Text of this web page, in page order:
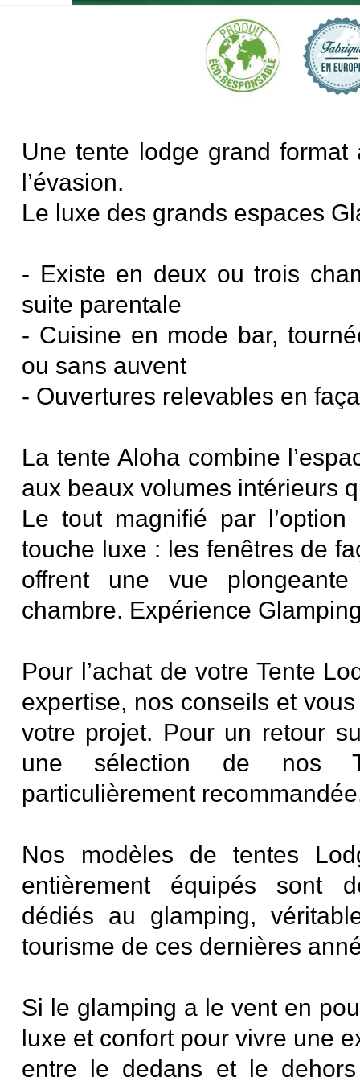
Une tente lodge grand
l’évasion.
Le luxe des grands espaces
- Existe en deux ou trois
suite parentale
- Cuisine en mode bar,
ou sans auvent
- Ouvertures relevables en
La tente Aloha combine
aux beaux volumes intérieurs
Le tout magnifié par
touche luxe : les fenêtres de
offrent une vue
chambre. Expérience
Pour l’achat de votre Tente
expertise, nos conseils et
votre projet. Pour un retour
une sélection de nos
particulièrement
Nos modèles de tentes
entièrement équipés sont
dédiés au glamping,
tourisme de ces dernières
Si le glamping a le vent en
luxe et confort pour vivre une
entre le dedans et le